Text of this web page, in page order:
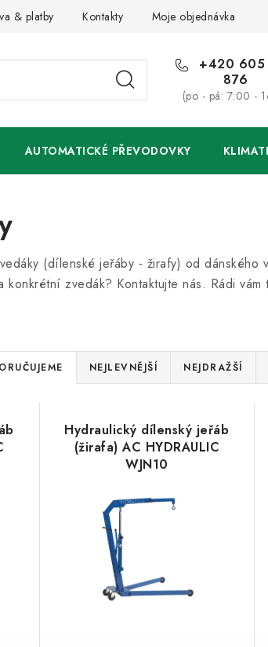
& platby Kontakty Moje objednávka
+420
876
(po - pá: 7:00 -
AUTOMATICKÉ PŘEVODOVKY
(dílenské jeřáby - žirafy) od dánského
zvedák? Kontaktujte nás. Rádi
NEJLEVNĚJŠÍ NEJDRAŽŠÍ
Hydraulický dílenský jeřáb
(žirafa) AC HYDRAULIC
WJN10